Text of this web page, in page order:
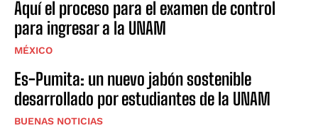
Aquí el proceso para el examen de control
para ingresar a la UNAM
MÉXICO
Es-Pumita: un nuevo jabón sostenible
desarrollado por estudiantes de la UNAM
BUENAS NOTICIAS